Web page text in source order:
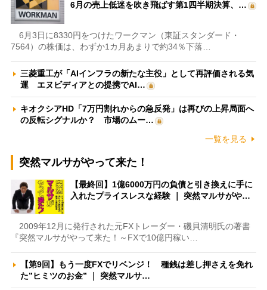
6月の売上低迷を吹き飛ばす第1四半期決算、…
6月3日に8330円をつけたワークマン（東証スタンダード・
7564）の株価は、わずか1カ月あまりで約34％下落…
三菱重工が「AIインフラの新たな主役」として再評価される気
運 エヌビディアとの提携でAI…
キオクシアHD「7万円割れからの急反発」は再びの上昇局面へ
の反転シグナルか？ 市場のムー…
一覧を見る
突然マルサがやって来た！
【最終回】1億6000万円の負債と引き換えに手に
入れたプライスレスな経験 ｜ 突然マルサがや…
2009年12月に発行された元FXトレーダー・磯貝清明氏の著書
『突然マルサがやって来た！～FXで10億円稼い…
【第9回】もう一度FXでリベンジ！ 種銭は差し押さえを免れ
た”ヒミツのお金” ｜ 突然マルサ…